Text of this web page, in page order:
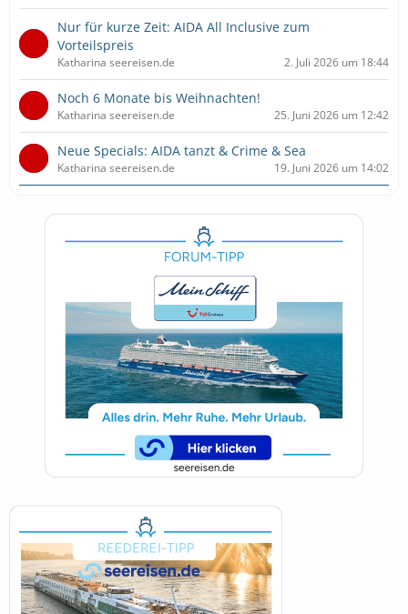
Nur für kurze Zeit: AIDA All Inclusive zum
Vorteilspreis
Katharina seereisen.de 2. Juli 2026 um 18:44
Noch 6 Monate bis Weihnachten!
Katharina seereisen.de 25. Juni 2026 um 12:42
Neue Specials: AIDA tanzt & Crime & Sea
Katharina seereisen.de 19. Juni 2026 um 14:02